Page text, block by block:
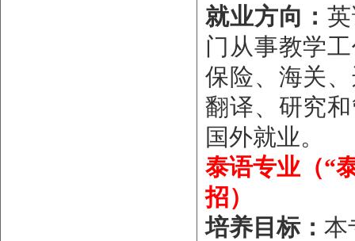
就业方向：
门从事教学
保险、海关
翻译、研究
国外就业。
泰语专业（“
招）
培养目标： 本